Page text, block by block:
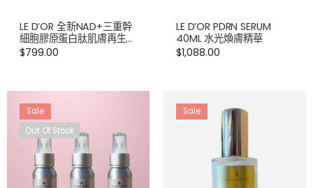
LE D’OR 全新NAD+三重幹
細胞膠原蛋白肽肌膚再生睡
眠面膜100ML
$799.00
LE D’OR PDRN SERUM
40ML 水光煥膚精華
$1,088.00
Sale
Out Of Stock
Sale